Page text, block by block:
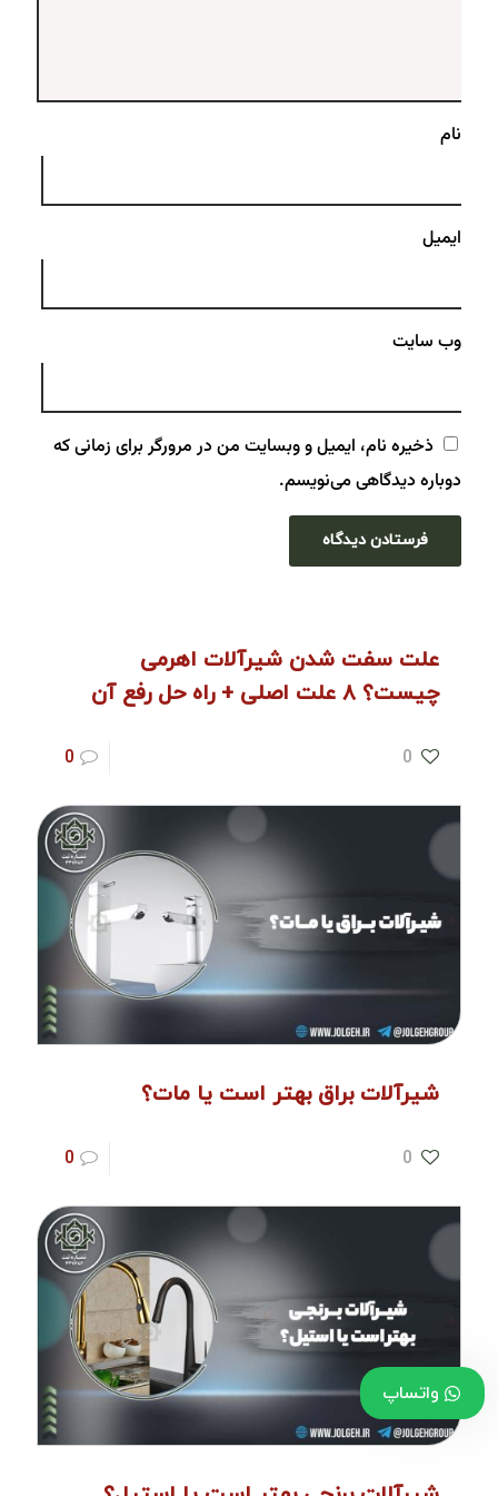
نام
ایمیل
وب‌ سایت
ذخیره نام، ایمیل و وبسایت من در مرورگر برای زمانی که
دوباره دیدگاهی می‌نویسم.
علت سفت شدن شیرآلات اهرمی
چیست؟ ۸ علت اصلی + راه‌ حل رفع آن
0
0
شیرآلات براق بهتر است یا مات؟
0
0
واتساپ